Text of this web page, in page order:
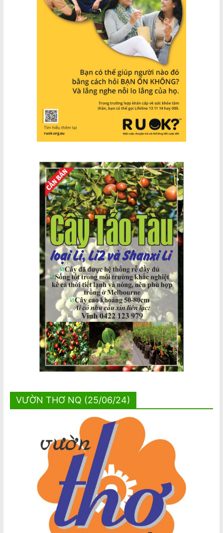
VƯỜN THƠ NQ (25/06/24)